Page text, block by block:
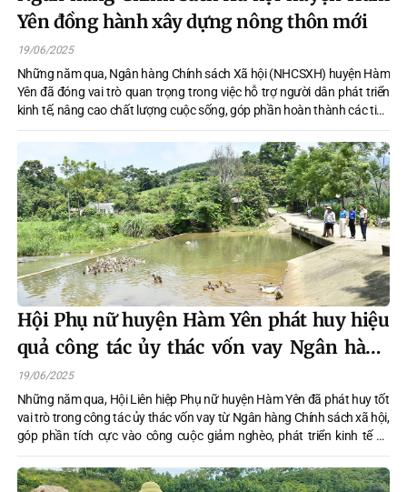
Yên đồng hành xây dựng nông thôn mới
19/06/2025
Những năm qua, Ngân hàng Chính sách Xã hội (NHCSXH) huyện Hàm
Yên đã đóng vai trò quan trọng trong việc hỗ trợ người dân phát triển
kinh tế, nâng cao chất lượng cuộc sống, góp phần hoàn thành các tiêu
chí xây dựng nông thôn mới.
Hội Phụ nữ huyện Hàm Yên phát huy hiệu
quả công tác ủy thác vốn vay Ngân hàng
Chính sách xã hội
19/06/2025
Những năm qua, Hội Liên hiệp Phụ nữ huyện Hàm Yên đã phát huy tốt
vai trò trong công tác ủy thác vốn vay từ Ngân hàng Chính sách xã hội,
góp phần tích cực vào công cuộc giảm nghèo, phát triển kinh tế và
nâng cao đời sống hội viên.